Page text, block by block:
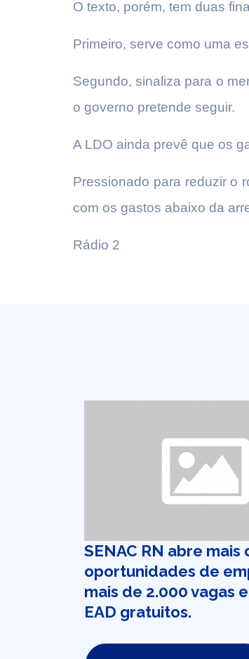
O texto, porém, tem duas
Primeiro, serve como uma
Segundo, sinaliza para o
o governo pretende seguir.
A LDO ainda prevê que os
Pressionado para reduzir o
com os gastos abaixo da
Rádio 2
SENAC RN abre mais
oportunidades de
mais de 2.000 vagas
EAD gratuitos.